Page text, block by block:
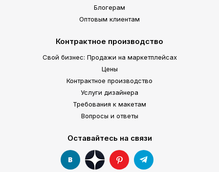
Блогерам
Оптовым клиентам
Контрактное производство
Свой бизнес: Продажи на маркетплейсах
Цены
Контрактное производство
Услуги дизайнера
Требования к макетам
Вопросы и ответы
Оставайтесь на связи